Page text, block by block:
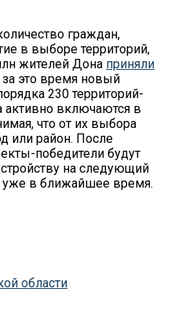
граждан,
в выборе территорий,
жителей Дона приняли
за это время новый
230 территорий-
активно включаются в
что от их выбора
или район. После
победители будут
на следующий
уже в ближайшее время.
области